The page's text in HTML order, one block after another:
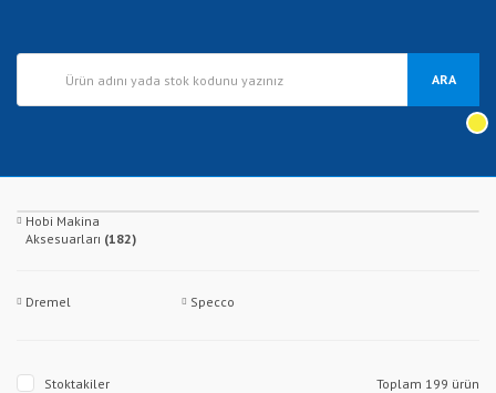
ARA
Hobi Makina
Aksesuarları (182)
Dremel Specco
Stoktakiler Toplam 199 ürün